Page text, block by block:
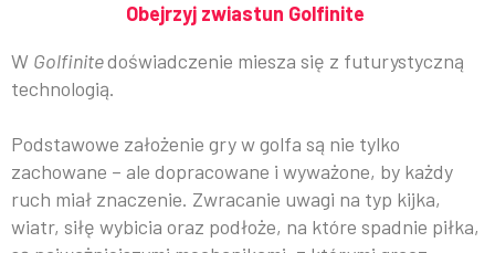
Obejrzyj zwiastun Golfinite
W Golfinitedoświadczenie miesza się z futurystyczną
technologią.
Podstawowe założenie gry w golfa są nie tylko
zachowane – ale dopracowane i wyważone, by każdy
ruch miał znaczenie. Zwracanie uwagi na typ kijka,
wiatr, siłę wybicia oraz podłoże, na które spadnie piłka,